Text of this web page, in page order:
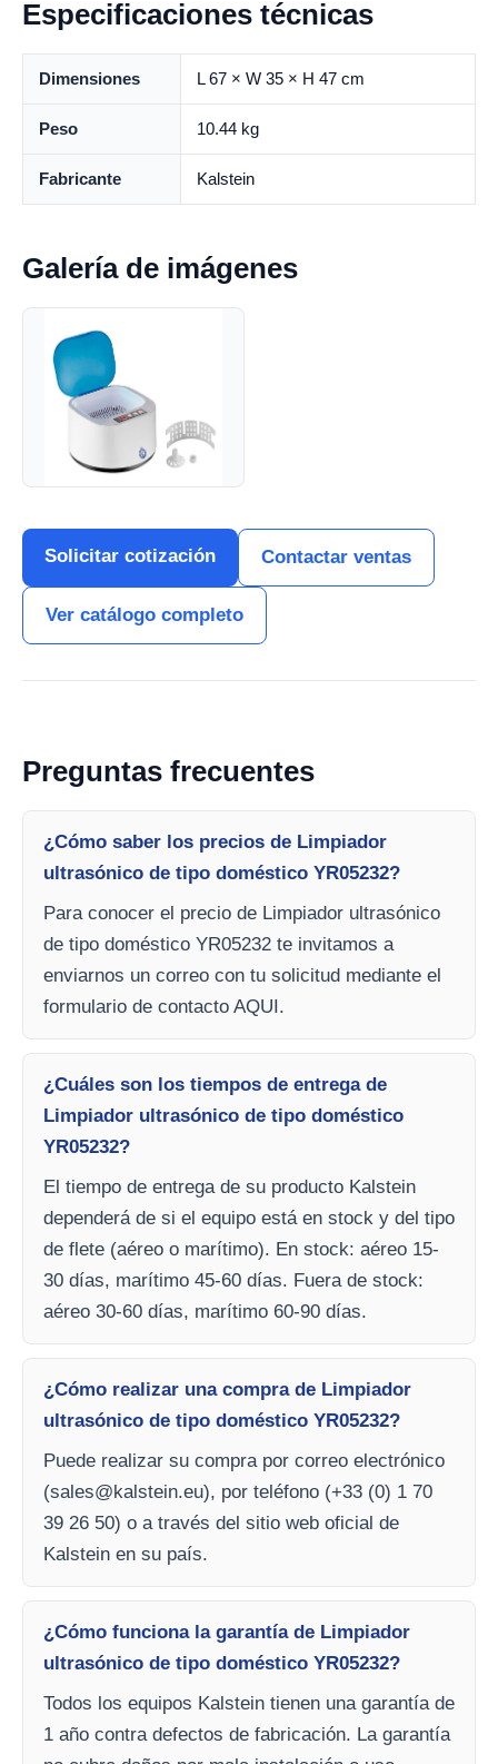
Especificaciones técnicas
Dimensiones L 67 × W 35 × H 47 cm
Peso 10.44 kg
Fabricante Kalstein
Galería de imágenes
Solicitar cotización Contactar ventas
Ver catálogo completo
Preguntas frecuentes
¿Cómo saber los precios de Limpiador
ultrasónico de tipo doméstico YR05232?
Para conocer el precio de Limpiador ultrasónico
de tipo doméstico YR05232 te invitamos a
enviarnos un correo con tu solicitud mediante el
formulario de contacto AQUI.
¿Cuáles son los tiempos de entrega de
Limpiador ultrasónico de tipo doméstico
YR05232?
El tiempo de entrega de su producto Kalstein
dependerá de si el equipo está en stock y del tipo
de flete (aéreo o marítimo). En stock: aéreo 15-
30 días, marítimo 45-60 días. Fuera de stock:
aéreo 30-60 días, marítimo 60-90 días.
¿Cómo realizar una compra de Limpiador
ultrasónico de tipo doméstico YR05232?
Puede realizar su compra por correo electrónico
(sales@kalstein.eu), por teléfono (+33 (0) 1 70
39 26 50) o a través del sitio web oficial de
Kalstein en su país.
¿Cómo funciona la garantía de Limpiador
ultrasónico de tipo doméstico YR05232?
Todos los equipos Kalstein tienen una garantía de
1 año contra defectos de fabricación. La garantía